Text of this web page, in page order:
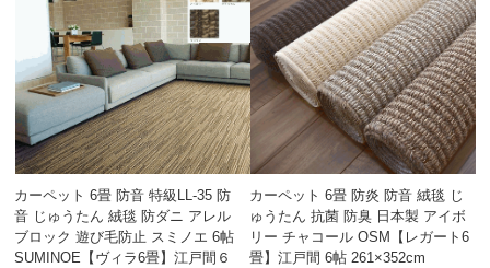
カーペット 6畳 防音 特級LL-35 防
音 じゅうたん 絨毯 防ダニ アレル
ブロック 遊び毛防止 スミノエ 6帖
SUMINOE【ヴィラ6畳】江戸間６
カーペット 6畳 防炎 防音 絨毯 じ
ゅうたん 抗菌 防臭 日本製 アイボ
リー チャコール OSM【レガート6
畳】江戸間 6帖 261×352cm